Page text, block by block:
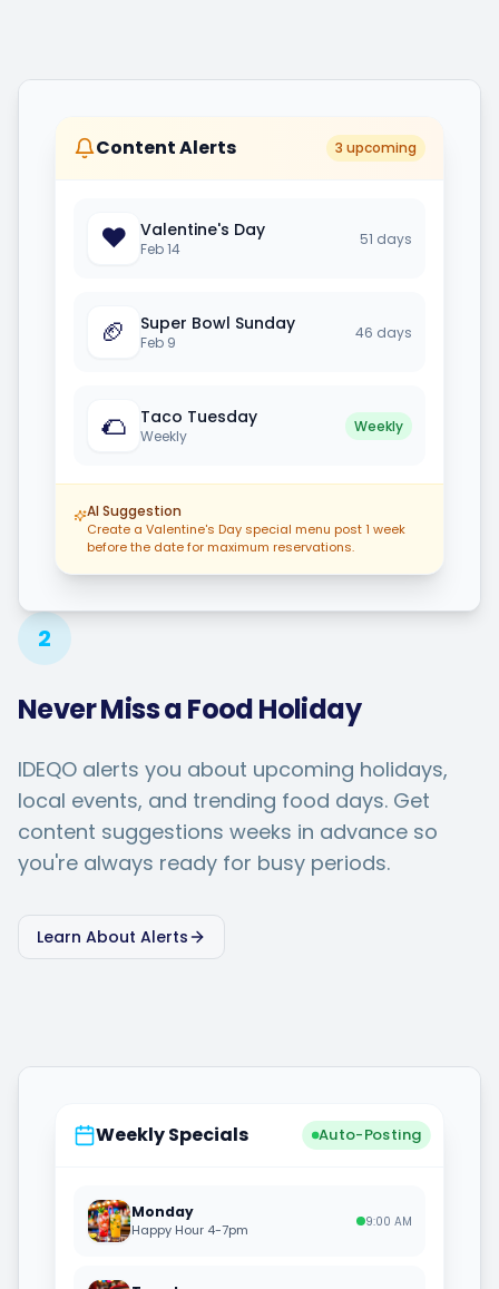
Content Alerts 3 upcoming
❤️ Valentine's Day
Feb 14
51 days
🏈 Super Bowl Sunday
Feb 9
46 days
🌮 Taco Tuesday
Weekly
Weekly
AI Suggestion
Create a Valentine's Day special menu post 1 week
before the date for maximum reservations.
2
Never Miss a Food Holiday
IDEQO alerts you about upcoming holidays,
local events, and trending food days. Get
content suggestions weeks in advance so
you're always ready for busy periods.
Learn About Alerts
Weekly Specials Auto-Posting
Monday
Happy Hour 4-7pm 9:00 AM